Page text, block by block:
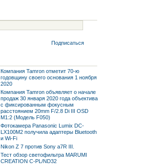
Подписаться
Компания Tamron отметит 70-ю
годовщину своего основания 1 ноября
2020
Компания Tamron объявляет о начале
продаж 30 января 2020 года объектива
с фиксированным фокусным
расстоянием 20mm F/2.8 Di III OSD
M1:2 (Модель F050)
Фотокамера Panasonic Lumix DC-
LX100M2 получила адаптеры Bluetooth
и Wi-Fi
Nikon Z 7 против Sony a7R III.
Тест обзор светофильтра MARUMI
CREATION C-PL/ND32